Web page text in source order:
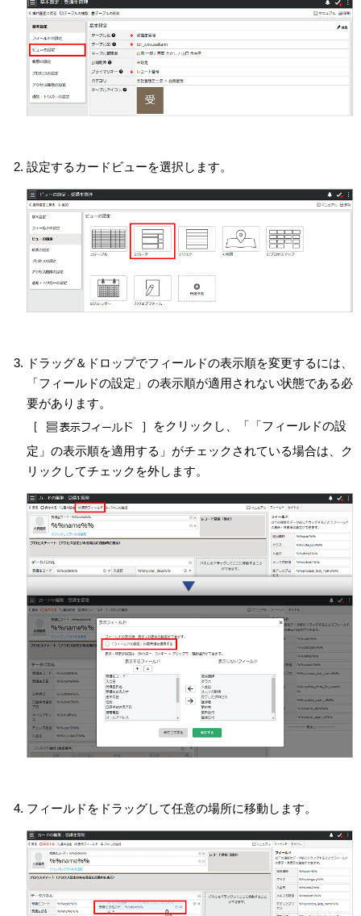
設定するカードビューを選択します。
ドラッグ＆ドロップでフィールドの表示順を変更するには、
「フィールドの設定」の表示順が適用されない状態である必
要があります。
［
］をクリックし、「「フィールドの設
定」の表示順を適用する」がチェックされている場合は、ク
リックしてチェックを外します。
フィールドをドラッグして任意の場所に移動します。